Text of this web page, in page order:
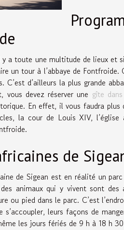
y a toute une multitude de lieux et
un tour à l’abbaye de
d’ailleurs la plus grande
devez réserver une gîte dans
En effet, il vous faudra
la cour de Louis XIV,
de
de Sigean est en réalité un
animaux qui y vivent sont des
ou pied dans le parc. C’est
s’accoupler, leurs façons de
les jours fériés de 9 h à 18 h